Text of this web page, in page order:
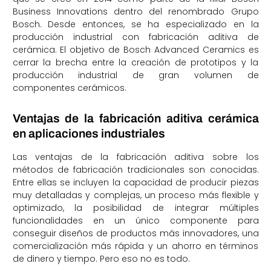
Business Innovations dentro del renombrado Grupo
Bosch. Desde entonces, se ha especializado en la
producción industrial con fabricación aditiva de
cerámica. El objetivo de Bosch Advanced Ceramics es
cerrar la brecha entre la creación de prototipos y la
producción industrial de gran volumen de
componentes cerámicos.
Ventajas de la fabricación aditiva cerámica
en aplicaciones industriales
Las ventajas de la fabricación aditiva sobre los
métodos de fabricación tradicionales son conocidas.
Entre ellas se incluyen la capacidad de producir piezas
muy detalladas y complejas, un proceso más flexible y
optimizado, la posibilidad de integrar múltiples
funcionalidades en un único componente para
conseguir diseños de productos más innovadores, una
comercialización más rápida y un ahorro en términos
de dinero y tiempo. Pero eso no es todo.